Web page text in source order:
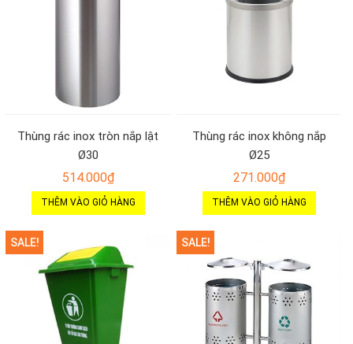
Thùng rác inox tròn nắp lật
Ø30
514.000₫
THÊM VÀO GIỎ HÀNG
Thùng rác inox không nắp
Ø25
271.000₫
THÊM VÀO GIỎ HÀNG
SALE! SALE!